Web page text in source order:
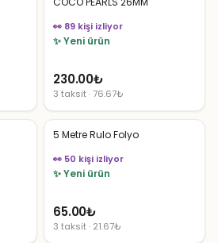
👀 89 kişi izliyor
✨ Yeni ürün
230.00₺
3 taksit · 76.67₺
5 Metre Rulo Folyo
👀 50 kişi izliyor
✨ Yeni ürün
65.00₺
3 taksit · 21.67₺